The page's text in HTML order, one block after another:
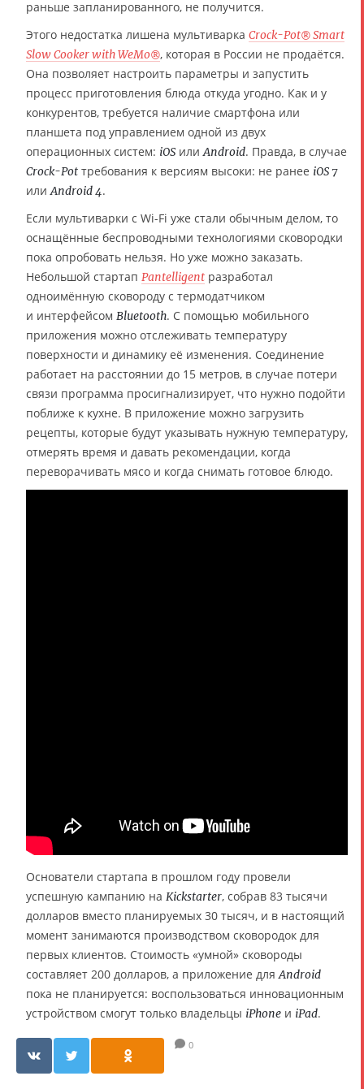
раньше запланированного, не получится.
Этого недостатка лишена мультиварка Crock-Pot® Smart
Slow Cooker with WeMo®, которая в России не продаётся.
Она позволяет настроить параметры и запустить
процесс приготовления блюда откуда угодно. Как и у
конкурентов, требуется наличие смартфона или
планшета под управлением одной из двух
операционных систем: iOS илиAndroid. Правда, в случае
Crock-Pot требования к версиям высоки: не ранее iOS 7
илиAndroid 4.
Если мультиварки с Wi-Fi уже стали обычным делом, то
оснащённые беспроводными технологиями сковородки
пока опробовать нельзя. Но уже можно заказать.
Небольшой стартап Pantelligent разработал
одноимённую сковороду с термодатчиком
и интерфейсом Bluetooth. С помощью мобильного
приложения можно отслеживать температуру
поверхности и динамику её изменения. Соединение
работает на расстоянии до 15 метров, в случае потери
связи программа просигнализирует, что нужно подойти
поближе к кухне. В приложение можно загрузить
рецепты, которые будут указывать нужную температуру,
отмерять время и давать рекомендации, когда
переворачивать мясо и когда снимать готовое блюдо.
Основатели стартапа в прошлом году провели
успешную кампанию на Kickstarter, собрав 83 тысячи
долларов вместо планируемых 30 тысяч, и в настоящий
момент занимаются производством сковородок для
первых клиентов. Стоимость «умной» сковороды
составляет 200 долларов, а приложение дляAndroid
пока не планируется: воспользоваться инновационным
устройством смогут только владельцы iPhone и iPad.
0